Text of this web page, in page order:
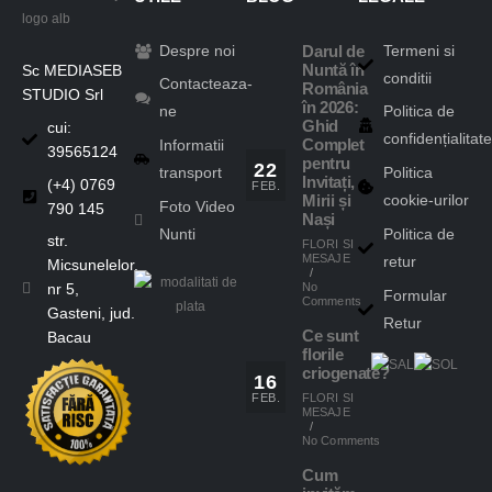
Sc MEDIASEB
STUDIO Srl
cui:
39565124
(+4) 0769
790 145
str.
Micsunelelor,
nr 5,
Gasteni, jud.
Bacau
Despre noi
Contacteaza-
ne
Informatii
transport
Foto Video
Nunti
22
FEB.
Darul de
Nuntă în
România
în 2026:
Ghid
Complet
pentru
Invitați,
Mirii și
Nași
FLORI SI
MESAJE
/
No
Comments
16
FEB.
Ce sunt
florile
criogenate?
FLORI SI
MESAJE
/
No Comments
Cum
Termeni si
conditii
Politica de
confidențialitate
Politica
cookie-urilor
Politica de
retur
Formular
Retur